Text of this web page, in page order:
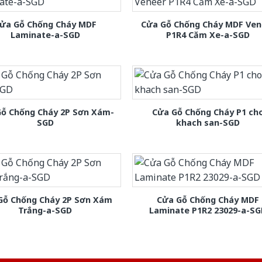
Gỗ Chống Cháy MDF
Laminate-a-SGD
Cửa Gỗ Chống Cháy MDF
P1R4 Căm Xe-a-SGD
Chống Cháy 2P Sơn Xám-
SGD
Cửa Gỗ Chống Cháy P1
khach san-SGD
Chống Cháy 2P Sơn Xám
Trắng-a-SGD
Cửa Gỗ Chống Cháy MDF
Laminate P1R2 23029-a-